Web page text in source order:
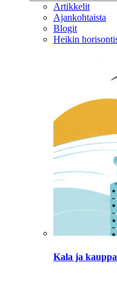
Artikkelit
Ajankohtaista
Blogit
Heikin
Kala ja